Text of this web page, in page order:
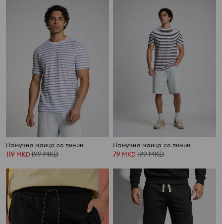
Памучна маица со линии
119 MKD 199MKD
Памучна маица со линии
79 MKD 199MKD